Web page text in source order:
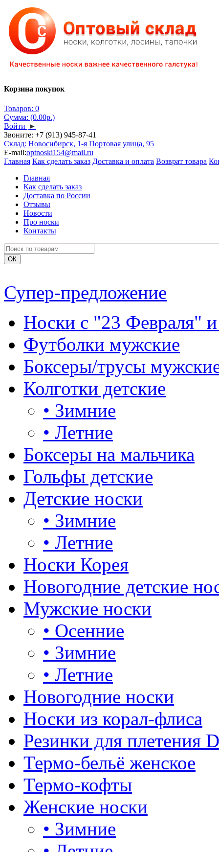
Корзина покупок
Товаров: 0
Сумма: (0.00р.)
Войти ►
Звоните: +7 (913) 945-87-41
Склад: Новосибирск, 1-я Портовая улица, 95
E-mail:optnoski154@mail.ru
Главная Как сделать заказ Доставка и оплата Возврат товара
Главная
Как сделать заказ
Доставка по России
Отзывы
Новости
Про носки
Контакты
Супер-предложение
Носки с "23 Февраля"
Футболки мужские
Боксеры/трусы
Колготки детские
• Зимние
• Летние
Боксеры на мальчика
Гольфы детские
Детские носки
• Зимние
• Летние
Носки Корея
Новогодние детские
Мужские носки
• Осенние
• Зимние
• Летние
Новогодние носки
Носки из корал-флиса
Резинки для плетения
Термо-бельё женское
Термо-кофты
Женские носки
• Зимние